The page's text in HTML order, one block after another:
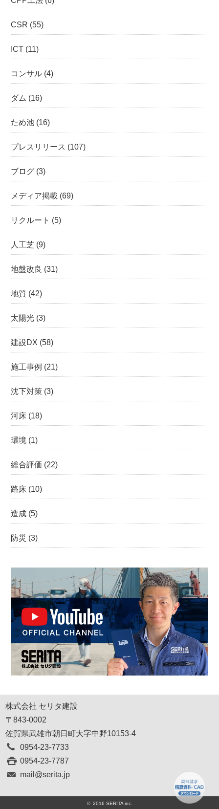
CSR (55)
ICT (11)
コンサル (4)
ダム (16)
ため池 (16)
プレスリリース (107)
ブログ (3)
メディア掲載 (69)
リクルート (5)
人工芝 (9)
地盤改良 (31)
地質 (42)
太陽光 (3)
建設DX (58)
施工事例 (21)
沈下対策 (3)
河床 (18)
環境 (1)
総合評価 (22)
路床 (10)
造成 (5)
防災 (3)
株式会社 セリタ建設
〒843-0002
佐賀県武雄市朝日町大字中野10153-4
0954-23-7733
0954-23-7787
mail@serita.jp
© 2016 SERITA inc.